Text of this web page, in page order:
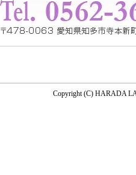
Copyright (C) HARADA